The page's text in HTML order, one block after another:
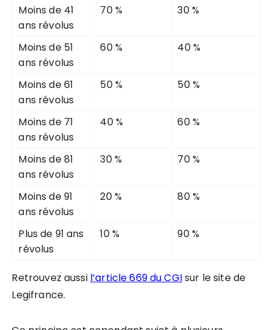
Moins de 41
ans révolus
70 % 30 %
Moins de 51
ans révolus
60 % 40 %
Moins de 61
ans révolus
50 % 50 %
Moins de 71
ans révolus
40 % 60 %
Moins de 81
ans révolus
30 % 70 %
Moins de 91
ans révolus
20 % 80 %
Plus de 91 ans
révolus
10 % 90 %
Retrouvez aussi l’article 669 du CGIsur le site de
Legifrance.